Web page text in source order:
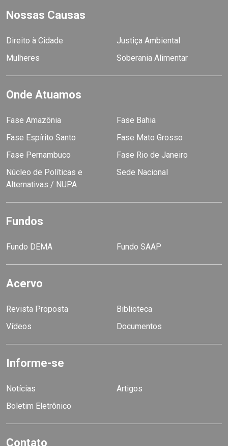
Nossas Causas
Direito à Cidade
Justiça Ambiental
Mulheres
Soberania Alimentar
Onde Atuamos
Fase Amazônia
Fase Bahia
Fase Espírito Santo
Fase Mato Grosso
Fase Pernambuco
Fase Rio de Janeiro
Núcleo de Políticas e
Alternativas / NUPA
Sede Nacional
Fundos
Fundo DEMA Fundo SAAP
Acervo
Revista Proposta
Biblioteca
Vídeos
Documentos
Informe-se
Notícias
Artigos
Boletim Eletrônico
Contato